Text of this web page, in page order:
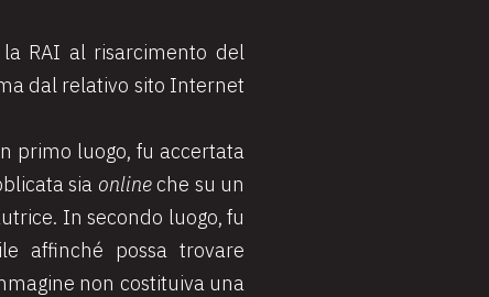
RAI al risarcimento del
dal relativo sito Internet
primo luogo, fu accertata
sia onlineche su un
In secondo luogo, fu
affinché possa trovare
non costituiva una